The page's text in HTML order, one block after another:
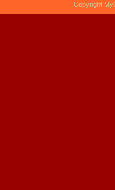
Copyright